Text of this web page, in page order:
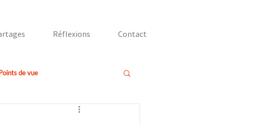
Réflexions Contact
de vue